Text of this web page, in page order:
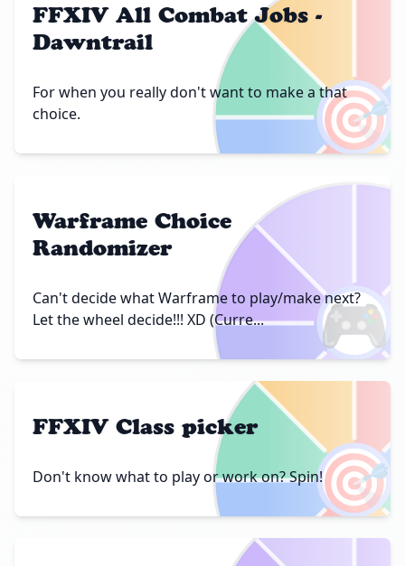
🎯
FFXIV All Combat Jobs -
Dawntrail
For when you really don't want to make a that
choice.
🎮
Warframe Choice
Randomizer
Can't decide what Warframe to play/make next?
Let the wheel decide!!! XD (Curre...
🎯
FFXIV Class picker
Don't know what to play or work on? Spin!